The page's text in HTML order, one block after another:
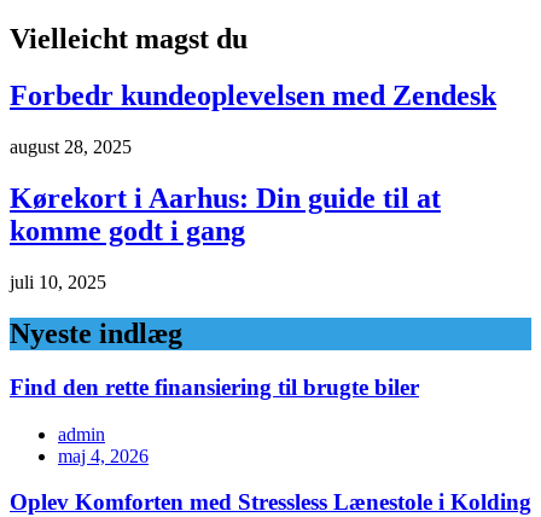
Vielleicht magst du
Forbedr kundeoplevelsen med Zendesk
august 28, 2025
Kørekort i Aarhus: Din guide til at
komme godt i gang
juli 10, 2025
Nyeste indlæg
Find den rette finansiering til brugte biler
admin
maj 4, 2026
Oplev Komforten med Stressless Lænestole i Kolding